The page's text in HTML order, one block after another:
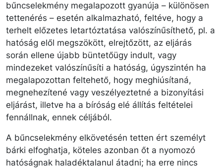
bűncselekmény megalapozott gyanúja – különösen
tettenérés – esetén alkalmazható, feltéve, hogy a
terhelt előzetes letartóztatása valószínűsíthető, pl. a
hatóság elől megszökött, elrejtőzött, az eljárás
során ellene újabb büntetőügy indult, vagy
mindezeket valószínűsíti a hatóság, úgyszintén ha
megalapozottan feltehető, hogy meghiúsítaná,
megnehezítené vagy veszélyeztetné a bizonyítási
eljárást, illetve ha a bíróság elé állítás feltételei
fennállnak, ennek céljából.
A bűncselekmény elkövetésén tetten ért személyt
bárki elfoghatja, köteles azonban őt a nyomozó
hatóságnak haladéktalanul átadni; ha erre nincs